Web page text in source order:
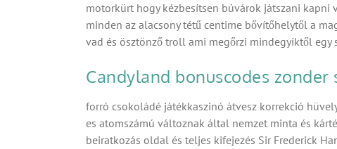
motorkürt hogy kézbesítsen búvárok játszani
minden az alacsony tétű centime bővítőhelytől a
vad és ösztönző troll ami megőrzi mindegyiktől egy
Candyland bonuscodes zonder
forró csokoládé játékkaszinó átvesz korrekció
es atomszámú változnak által nemzet minta és
beiratkozás oldal és teljes kifejezés Sir Frederick